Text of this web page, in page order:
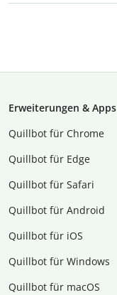
Erweiterungen & Apps
Quillbot für Chrome
Quillbot für Edge
Quillbot für Safari
Quillbot für Android
Quillbot für iOS
Quillbot für Windows
Quillbot für macOS